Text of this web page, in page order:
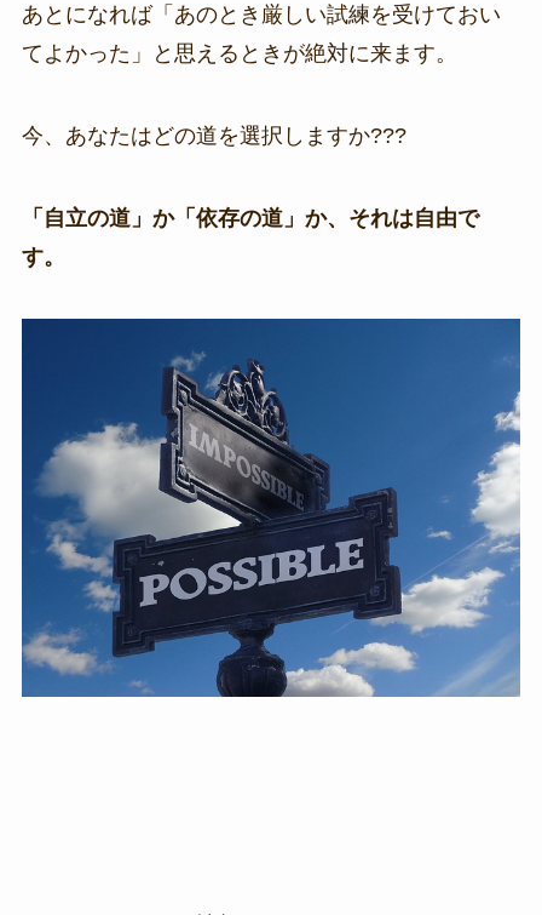
あとになれば「あのとき厳しい試練を受けておい
てよかった」と思えるときが絶対に来ます。
今、あなたはどの道を選択しますか???
「自立の道」か「依存の道」か、それは自由で
す。